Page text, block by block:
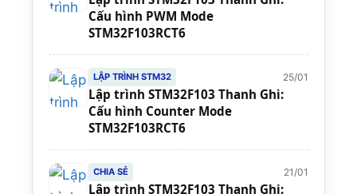
Cấu hình PWM Mode
STM32F103RCT6
LẬP TRÌNH STM32 25/01
Lập trình STM32F103 Thanh Ghi:
Cấu hình Counter Mode
STM32F103RCT6
CHIA SẺ 21/01
Lập trình STM32F103 Thanh Ghi: